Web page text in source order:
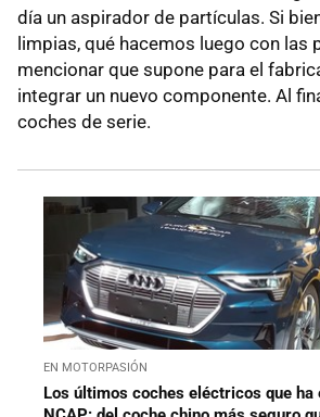
día un aspirador de partículas. Si
limpias, qué hacemos luego con las
mencionar que supone para el
integrar un nuevo componente. Al
coches de serie.
EN MOTORPASIÓN
Los últimos coches eléctricos que ha